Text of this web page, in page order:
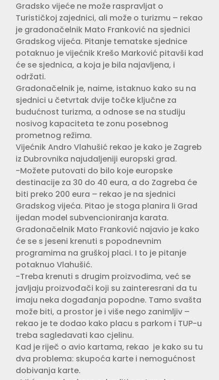
Gradsko vijeće ne može raspravljat o
Turističkoj zajednici, ali može o turizmu – rekao
je gradonačelnik Mato Franković na sjednici
Gradskog vijeća. Pitanje tematske sjednice
potaknuo je vijećnik Krešo Marković pitavši kad
će se sjednica, a koja je bila najavljena, i
održati.
Gradonačelnik je, naime, istaknuo kako su na
sjednici u četvrtak dvije točke ključne za
budućnost turizma, a odnose se na studiju
nosivog kapaciteta te zonu posebnog
prometnog režima.
Vijećnik Andro Vlahušić rekao je kako je Zagreb
iz Dubrovnika najudaljeniji europski grad.
-Možete putovati do bilo koje europske
destinacije za 30 do 40 eura, a do Zagreba će
biti preko 200 eura – rekao je na sjednici
Gradskog vijeća. Pitao je stoga planira li Grad
ijedan model subvencioniranja karata.
Gradonačelnik Mato Franković najavio je kako
će se s jeseni krenuti s popodnevnim
programima na gruškoj placi. I to je pitanje
potaknuo Vlahušić.
-Treba krenuti s drugim proizvodima, već se
javljaju proizvođači koji su zainteresrani da tu
imaju neka događanja popodne. Tamo svašta
može biti, a prostor je i više nego zanimljiv –
rekao je te dodao kako placu s parkom i TUP-u
treba sagledavati kao cjelinu.
Kad je riječ o avio kartama, rekao je kako su tu
dva problema: skupoća karte i nemogućnost
dobivanja karte.